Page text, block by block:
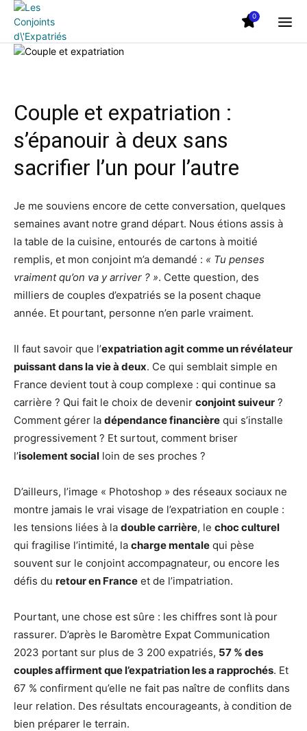
0
Couple et expatriation :
s’épanouir à deux sans
sacrifier l’un pour l’autre
Je me souviens encore de cette conversation, quelques
semaines avant notre grand départ. Nous étions assis à
la table de la cuisine, entourés de cartons à moitié
remplis, et mon conjoint m’a demandé : « Tu penses
vraiment qu’on va y arriver ? ». Cette question, des
milliers de couples d’expatriés se la posent chaque
année. Et pourtant, personne n’en parle vraiment.
Il faut savoir que l’expatriation agit comme un révélateur
puissant dans la vie à deux. Ce qui semblait simple en
France devient tout à coup complexe : qui continue sa
carrière ? Qui fait le choix de devenir conjoint suiveur ?
Comment gérer la dépendance financière qui s’installe
progressivement ? Et surtout, comment briser
l’isolement social loin de ses proches ?
D’ailleurs, l’image « Photoshop » des réseaux sociaux ne
montre jamais le vrai visage de l’expatriation en couple :
les tensions liées à la double carrière, le choc culturel
qui fragilise l’intimité, la charge mentale qui pèse
souvent sur le conjoint accompagnateur, ou encore les
défis du retour en France et de l’impatriation.
Pourtant, une chose est sûre : les chiffres sont là pour
rassurer. D’après le Baromètre Expat Communication
2023 portant sur plus de 3 200 expatriés, 57 % des
couples affirment que l’expatriation les a rapprochés. Et
67 % confirment qu’elle ne fait pas naître de conflits dans
leur relation. Des résultats encourageants, à condition de
bien préparer le terrain.